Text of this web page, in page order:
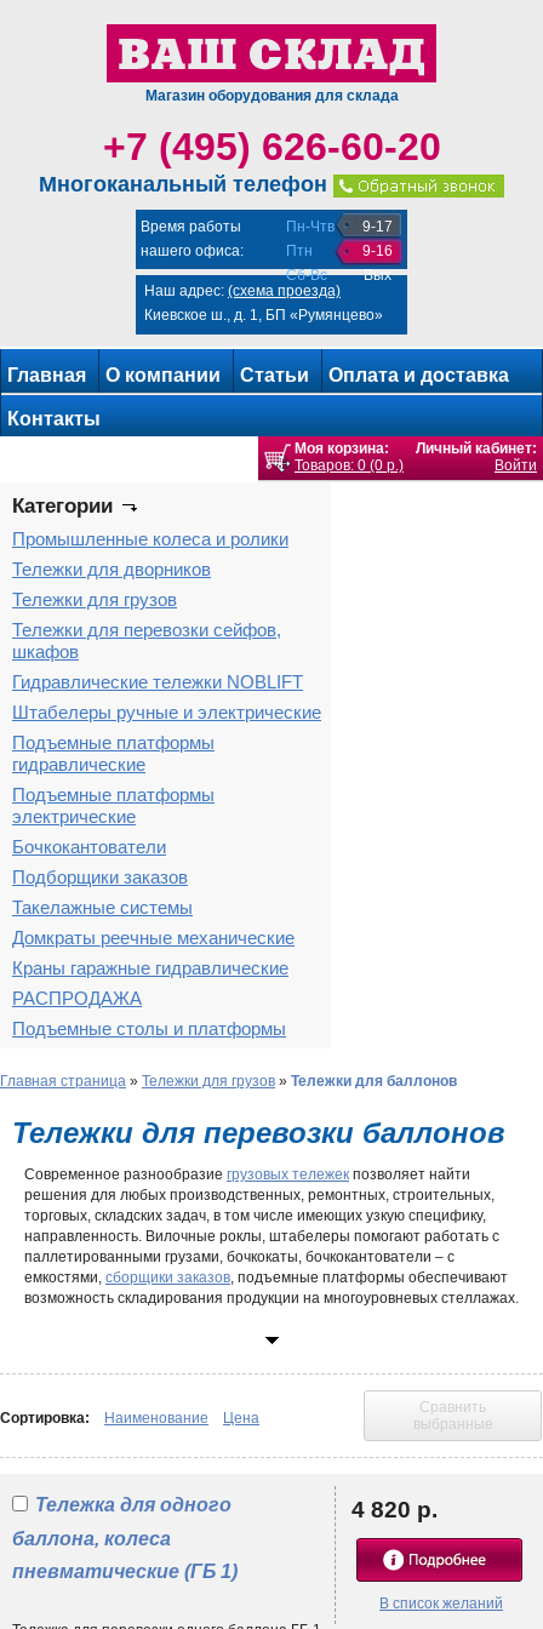
Магазин оборудования для склада
+7 (495) 626-60-20
Многоканальный телефон
Время работы
нашего офиса:
Пн-Чтв
Птн
Сб-Вс
9-17
9-16
Вых
Наш адрес: (схема проезда)
Киевское ш., д. 1, БП «Румянцево»
Главная О компании Статьи Оплата и доставка
Контакты
Моя корзина:
Товаров: 0 (0 р.)
Личный кабинет:
Войти
Категории
Промышленные колеса и ролики
Тележки для дворников
Тележки для грузов
Тележки для перевозки сейфов,
шкафов
Гидравлические тележки NOBLIFT
Штабелеры ручные и электрические
Подъемные платформы
гидравлические
Подъемные платформы
электрические
Бочкокантователи
Подборщики заказов
Такелажные системы
Домкраты реечные механические
Краны гаражные гидравлические
РАСПРОДАЖА
Подъемные столы и платформы
Главная страница » Тележки для грузов » Тележки для баллонов
Тележки для перевозки баллонов
Современное разнообразие грузовых тележек позволяет найти
решения для любых производственных, ремонтных, строительных,
торговых, складских задач, в том числе имеющих узкую специфику,
направленность. Вилочные роклы, штабелеры помогают работать с
паллетированными грузами, бочкокаты, бочкокантователи – с
емкостями, сборщики заказов, подъемные платформы обеспечивают
возможность складирования продукции на многоуровневых стеллажах.
Тележка для баллонов создана для транспортировки газосварочного
проведения данного типа работ. В зависимости от модификации,
такие устройства позволяют безопасно перевозить баллоны с
аргоном, ацетиленом, углекислотой, кислородом, пропаном и другими
Решение купить тележку для баллона чаще всего связано с
необходимостью создания условий резки/сварки металла на
территории производственного цеха или строительной площадки.
Ведь ручное перемещение рабочих газов из-за большого веса,
повышенной опасности не представляется возможным. Специальные
для газовых баллонов серий ГБ, ПР созданы
Сортировка: Наименование Цена
Сравнить
выбранные
4 820 р.
В список желаний
Тележка для одного
баллона, колеса
пневматические (ГБ 1)